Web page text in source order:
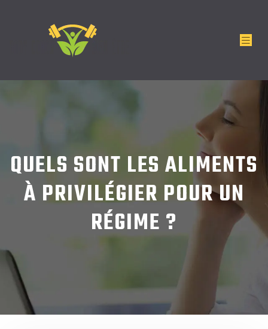
QUELS SONT LES ALIMENTS
À PRIVILÉGIER POUR UN
RÉGIME ?